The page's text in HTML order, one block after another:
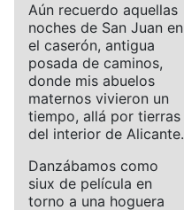
Aún recuerdo aquellas
noches de San Juan en
el caserón, antigua
posada de caminos,
donde mis abuelos
maternos vivieron un
tiempo, allá por tierras
del interior de Alicante.
Danzábamos como
siux de película en
torno a una hoguera